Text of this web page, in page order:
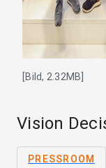
[Bild, 2.32MB]
Vision
PRESSROOM